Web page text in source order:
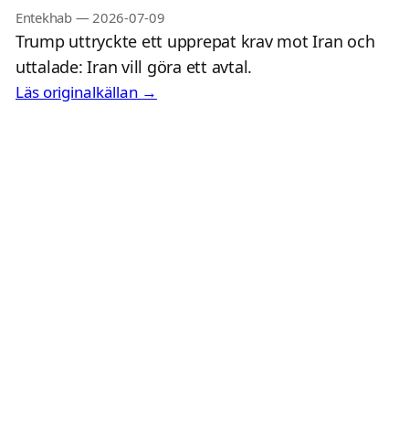
Entekhab— 2026-07-09
Trump uttryckte ett upprepat krav mot Iran och
uttalade: Iran vill göra ett avtal.
Läs originalkällan →